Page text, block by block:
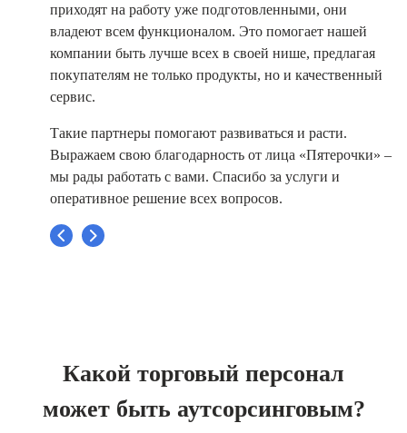
приходят на работу уже подготовленными, они
владеют всем функционалом. Это помогает нашей
компании быть лучше всех в своей нише, предлагая
покупателям не только продукты, но и качественный
сервис.
Такие партнеры помогают развиваться и расти.
Выражаем свою благодарность от лица «Пятерочки» –
мы рады работать с вами. Спасибо за услуги и
оперативное решение всех вопросов.
Какой торговый персонал
может быть аутсорсинговым?